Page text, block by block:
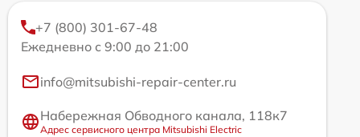
+7 (800) 301-67-48
Ежедневно с 9:00 до 21:00
info@mitsubishi-repair-center.ru
Набережная Обводного канала, 118к7
Адрес сервисного центра Mitsubishi Electric